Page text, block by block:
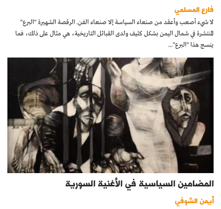
فارع المسلمي
لا شيء أصعب وأعقد من صنعاء السياسة إلا صنعاء الفن. الرقصة الشهيرة "البرع"
المنتشرة في شمال اليمن بشكل كثيف ولدى القبائل التاريخية، هي مثال على ذلك، فما
ينسج هذا "البرع"...
المضامين السياسية في الأغنية السورية
أيمن الشوفي